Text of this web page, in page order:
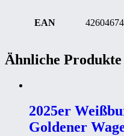
EAN
Ähnliche Produkte
2025er
Goldener